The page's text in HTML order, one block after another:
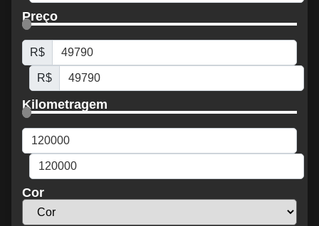
Preço
R$
R$
Kilometragem
Cor